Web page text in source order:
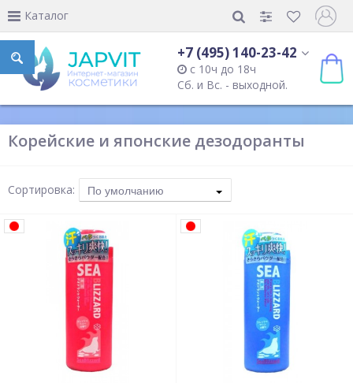
Каталог
+7 (495) 140-23-42
с 10ч до 18ч
Сб. и Вс. - выходной.
Корейские и японские дезодоранты
Сортировка: По умолчанию